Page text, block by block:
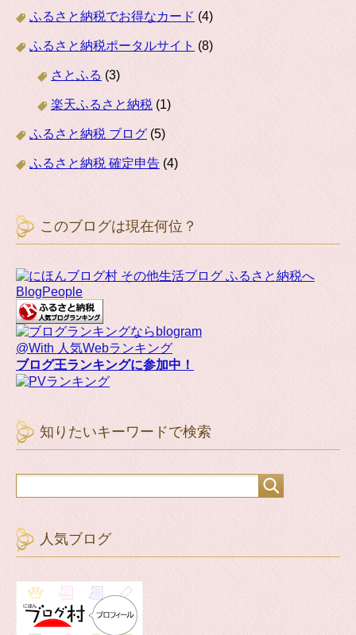
ふるさと納税でお得なカード (4)
ふるさと納税ポータルサイト (8)
さとふる (3)
楽天ふるさと納税 (1)
ふるさと納税 ブログ (5)
ふるさと納税 確定申告 (4)
このブログは現在何位？
BlogPeople
@With 人気Webランキング
ブログ王ランキングに参加中！
知りたいキーワードで検索
人気ブログ